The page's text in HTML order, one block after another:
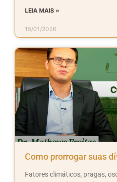
LEIA MAIS »
15/01/2026
Como prorrogar suas
Fatores climáticos, pragas,